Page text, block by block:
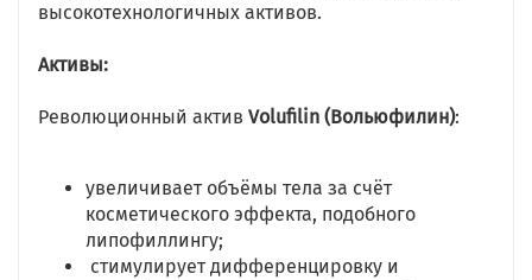
высокотехнологичных активов.
Активы:
Революционный актив Volufilin (Вольюфилин):
увеличивает объёмы тела за счёт
косметического эффекта, подобного
липофиллингу;
стимулирует дифференцировку и